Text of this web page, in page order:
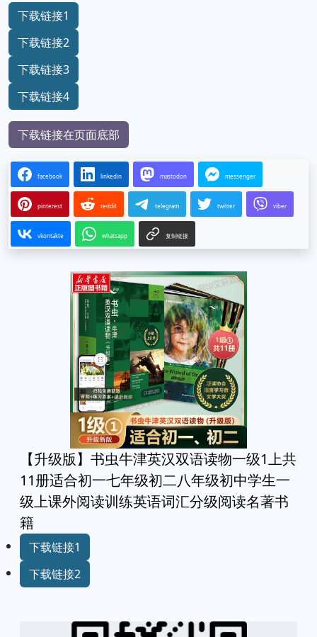
下载链接1
下载链接2
下载链接3
下载链接4
下载链接在页面底部
facebook linkedin mastodon messenger
pinterest reddit telegram twitter viber
vkontakte whatsapp 复制链接
【升级版】书虫牛津英汉双语读物一级1上共
11册适合初一七年级初二八年级初中学生一
级上课外阅读训练英语词汇分级阅读名著书
籍
下载链接1
下载链接2